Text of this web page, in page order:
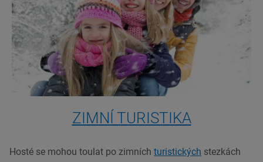
ZIMNÍ TURISTIKA
Hosté se mohou toulat po zimních turistických stezkách